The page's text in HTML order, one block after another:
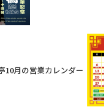
10月の営業カレンダー